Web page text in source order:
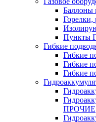
Баллоны
Горелки,
Пункты
Гибкие
Гибкие
Гибкие
Гибкие
ПРОЧИЕ